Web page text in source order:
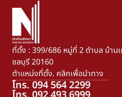
ที่ตั้ง : 399/686 หมู่ที่ 2 ตำบล บ้าน
ชลบุรี 20160
ตำแหน่งที่ตั้ง. คลิกเพื่อนำทาง
โทร. 094 564 2299